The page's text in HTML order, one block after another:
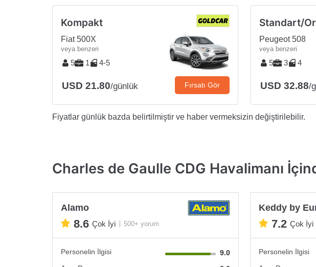
Kompakt
Fiat 500X
veya benzeri
5 1 4-5
USD 21.80/günlük Fırsatı Gör
Standart/
Peugeot 508
veya benzeri
5 3 4
USD 32.88/
Fiyatlar günlük bazda belirtilmiştir ve haber vermeksizin değiştirilebilir.
Charles de Gaulle CDG Havalimanı
Alamo
8.6 Çok İyi 500+ yorum
Personelin İlgisi
9.0
Keddy by
7.2 Çok İyi
Personelin İlgisi